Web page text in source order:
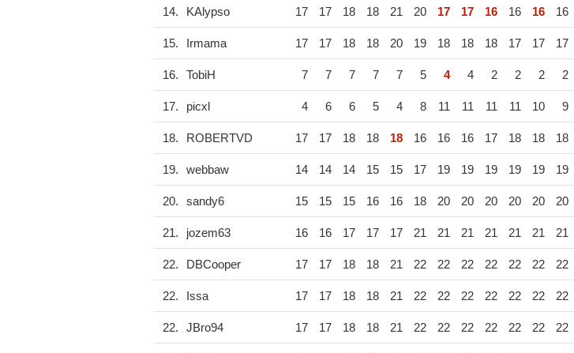
14. KAlypso 17 17 18 18 21 20 17 17 16 16 16 16
15. Irmama 17 17 18 18 20 19 18 18 18 17 17 17
16. TobiH 7 7 7 7 7 5 4 4 2 2 2 2
17. picxl 4 6 6 5 4 8 11 11 11 11 10 9
18. ROBERTVD 17 17 18 18 18 16 16 16 17 18 18 18
19. webbaw 14 14 14 15 15 17 19 19 19 19 19 19
20. sandy6 15 15 15 16 16 18 20 20 20 20 20 20
21. jozem63 16 16 17 17 17 21 21 21 21 21 21 21
22. DBCooper 17 17 18 18 21 22 22 22 22 22 22 22
22. Issa 17 17 18 18 21 22 22 22 22 22 22 22
22. JBro94 17 17 18 18 21 22 22 22 22 22 22 22